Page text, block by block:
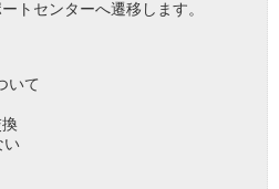
トセンターへ遷移します。
いて
換
い